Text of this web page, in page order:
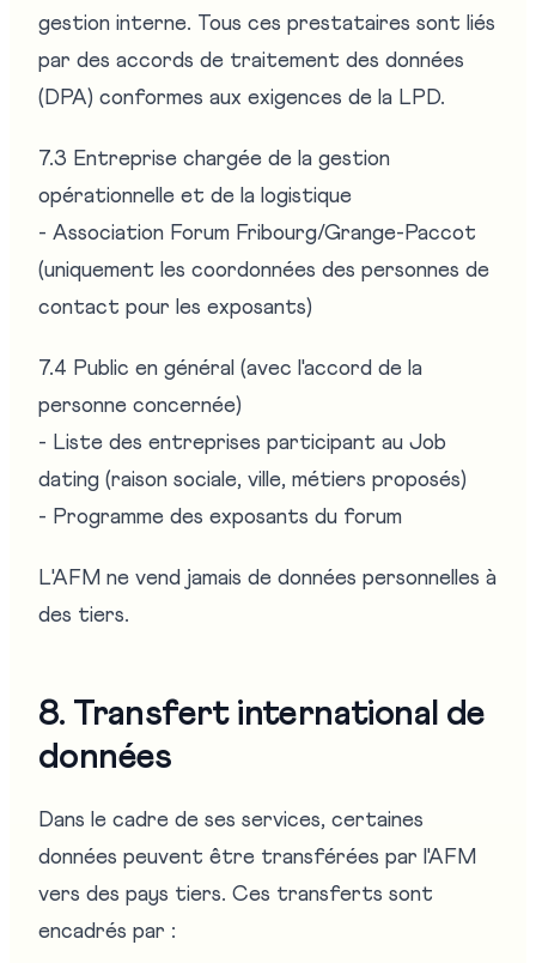
gestion interne. Tous ces prestataires sont liés
par des accords de traitement des données
(DPA) conformes aux exigences de la LPD.
7.3 Entreprise chargée de la gestion
opérationnelle et de la logistique
- Association Forum Fribourg/Grange-Paccot
(uniquement les coordonnées des personnes de
contact pour les exposants)
7.4 Public en général (avec l'accord de la
personne concernée)
- Liste des entreprises participant au Job
dating (raison sociale, ville, métiers proposés)
- Programme des exposants du forum
L'AFM ne vend jamais de données personnelles à
des tiers.
8. Transfert international de
données
Dans le cadre de ses services, certaines
données peuvent être transférées par l'AFM
vers des pays tiers. Ces transferts sont
encadrés par :